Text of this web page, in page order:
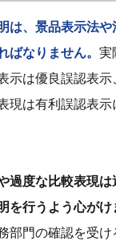
は、景品表示法
ばなりません。実
示は優良誤認表
現は有利誤認表
過度な比較表現は
を行うよう心がけ
部門の確認を受け